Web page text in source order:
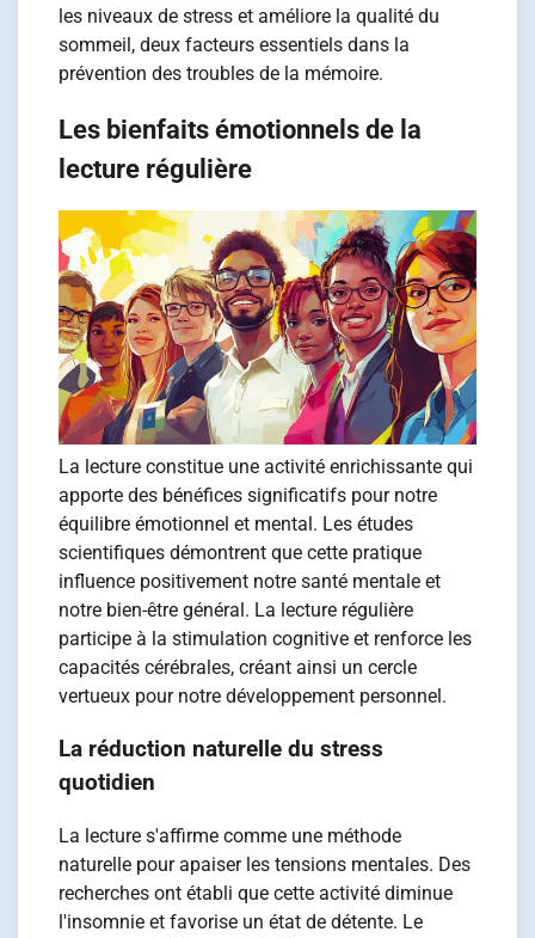
les niveaux de stress et améliore la qualité du
sommeil, deux facteurs essentiels dans la
prévention des troubles de la mémoire.
Les bienfaits émotionnels de la
lecture régulière
La lecture constitue une activité enrichissante qui
apporte des bénéfices significatifs pour notre
équilibre émotionnel et mental. Les études
scientifiques démontrent que cette pratique
influence positivement notre santé mentale et
notre bien-être général. La lecture régulière
participe à la stimulation cognitive et renforce les
capacités cérébrales, créant ainsi un cercle
vertueux pour notre développement personnel.
La réduction naturelle du stress
quotidien
La lecture s'affirme comme une méthode
naturelle pour apaiser les tensions mentales. Des
recherches ont établi que cette activité diminue
l'insomnie et favorise un état de détente. Le